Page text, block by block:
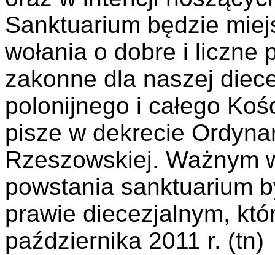
Sanktuarium będzie
wołania o dobre i liczne
zakonne dla naszej
polonijnego i całego
pisze w dekrecie
Rzeszowskiej. Ważnym
powstania sanktuarium
prawie diecezjalnym,
października 2011 r. (tn)